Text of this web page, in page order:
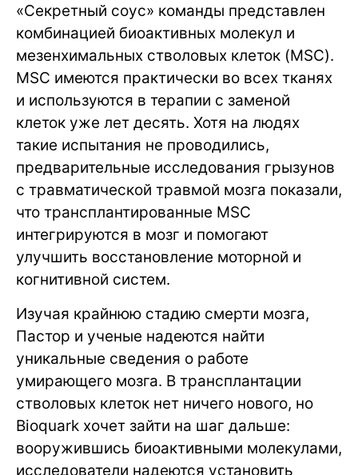
«Секретный соус» команды представлен
комбинацией биоактивных молекул и
мезенхимальных стволовых клеток (MSC).
MSC имеются практически во всех тканях
и используются в терапии с заменой
клеток уже лет десять. Хотя на людях
такие испытания не проводились,
предварительные исследования грызунов
с травматической травмой мозга показали,
что трансплантированные MSC
интегрируются в мозг и помогают
улучшить восстановление моторной и
когнитивной систем.
Изучая крайнюю стадию смерти мозга,
Пастор и ученые надеются найти
уникальные сведения о работе
умирающего мозга. В трансплантации
стволовых клеток нет ничего нового, но
Bioquark хочет зайти на шаг дальше:
вооружившись биоактивными молекулами,
исследователи надеются установить